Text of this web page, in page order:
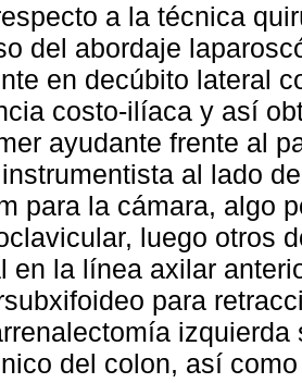
a la técnica
del abordaje
en decúbito lateral
costo-ilíaca y así
ayudante frente al
al lado
para la cámara, algo
luego otros
en la línea axilar
para
del colon, así